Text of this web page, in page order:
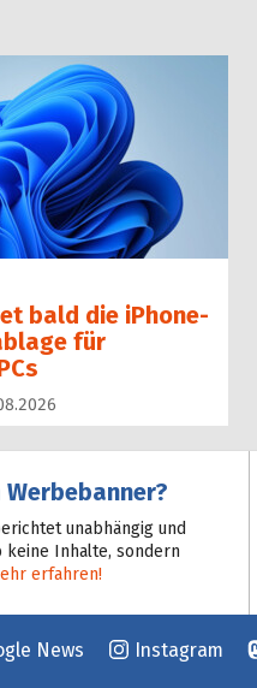
bald die iPhone-
für
Werbebanner?
unabhängig und
keine Inhalte, sondern
erfahren!
News Instagram